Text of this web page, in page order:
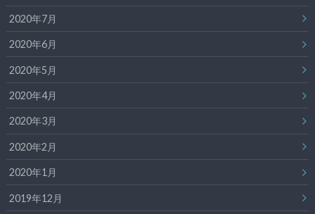
2020年7月
2020年6月
2020年5月
2020年4月
2020年3月
2020年2月
2020年1月
2019年12月